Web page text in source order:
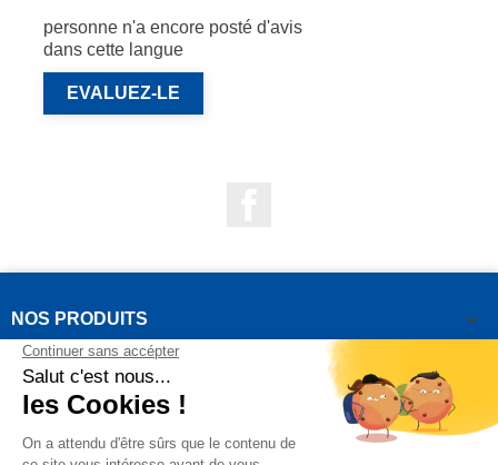
personne n'a encore posté d'avis
dans cette langue
EVALUEZ-LE
NOS PRODUITS 
NOTRE SOCIÉTÉ
